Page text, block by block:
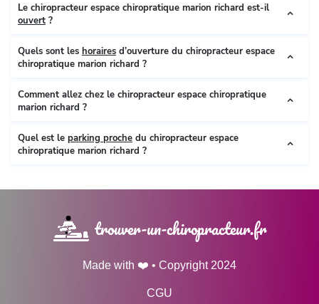
Le chiropracteur espace chiropratique marion richard est-il
ouvert ?
Quels sont les horaires d’ouverture du chiropracteur espace
chiropratique marion richard ?
Comment allez chez le chiropracteur espace chiropratique
marion richard ?
Quel est le parking proche du chiropracteur espace
chiropratique marion richard ?
trouver-un-chiropracteur.fr
Made with ❤️ • Copyright 2024
CGU